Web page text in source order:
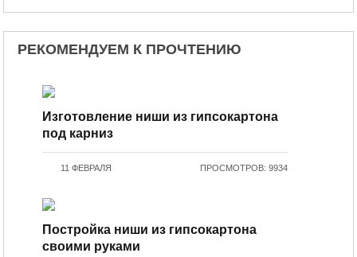
РЕКОМЕНДУЕМ К ПРОЧТЕНИЮ
Изготовление ниши из гипсокартона
под карниз
11 ФЕВРАЛЯ ПРОСМОТРОВ: 9934
Постройка ниши из гипсокартона
своими руками